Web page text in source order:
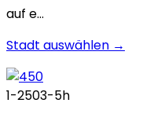
auf e…
Stadt auswählen →
1-2503-5h